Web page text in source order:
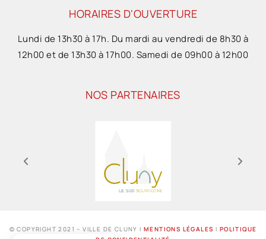
HORAIRES D'OUVERTURE
Lundi de 13h30 à 17h. Du mardi au vendredi de 8h30 à
12h00 et de 13h30 à 17h00. Samedi de 09h00 à 12h00
NOS PARTENAIRES
© COPYRIGHT 2021 – VILLE DE CLUNY IMENTIONS LÉGALES I POLITIQUE